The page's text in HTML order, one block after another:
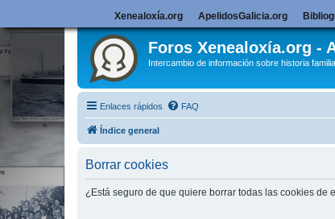
Foros Xenealoxía.org -
Intercambio de información sobre historia
Enlaces rápidos FAQ
Índice general
Borrar cookies
¿Está seguro de que quiere borrar todas las cookies de
Xenealoxía.org ApelidosGalicia.org